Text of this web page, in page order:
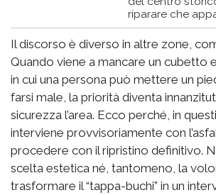
riparare che
Il discorso è diverso in altre zone,
Quando viene a mancare un cubetto
in cui una persona può mettere un
farsi male, la priorità diventa
sicurezza l’area. Ecco perché, in
interviene provvisoriamente con
procedere con il ripristino definitivo.
scelta estetica né, tantomeno, la
trasformare il “tappa-buchi” in un